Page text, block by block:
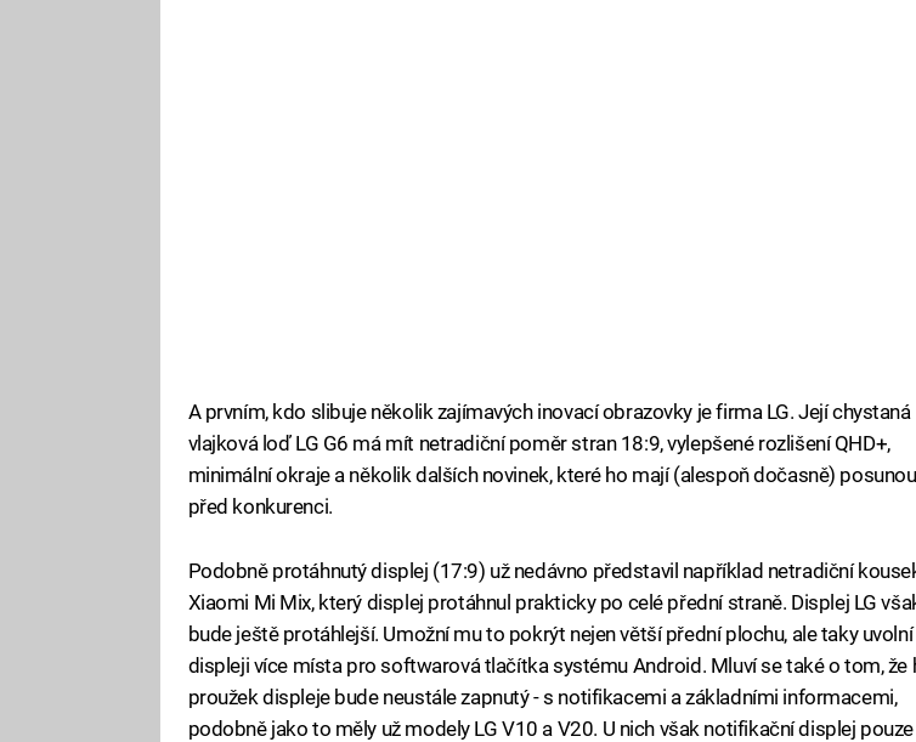
A prvním, kdo slibuje několik zajímavých inovací obrazovky je firma LG. Její chystaná
vlajková loď LG G6 má mít netradiční poměr stran 18:9, vylepšené rozlišení QHD+,
minimální okraje a několik dalších novinek, které ho mají (alespoň dočasně)
před konkurenci.
Podobně protáhnutý displej (17:9) už nedávno představil například netradiční
Xiaomi Mi Mix, který displej protáhnul prakticky po celé přední straně. Displej LG
bude ještě protáhlejší. Umožní mu to pokrýt nejen větší přední plochu, ale taky uvolní
displeji více místa pro softwarová tlačítka systému Android. Mluví se také o tom, že
proužek displeje bude neustále zapnutý - s notifikacemi a základními informacemi,
podobně jako to měly už modely LG V10 a V20. U nich však notifikační displej pouze